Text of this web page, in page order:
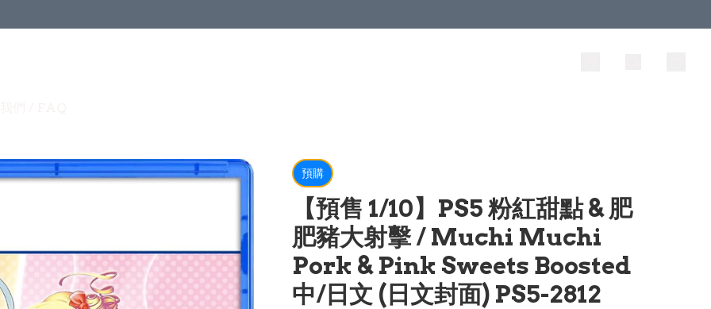
預購
【預售 1/10】PS5 粉紅甜點 & 肥
肥豬大射擊 / Muchi Muchi
Pork & Pink Sweets Boosted
中/日文 (日文封面) PS5-2812